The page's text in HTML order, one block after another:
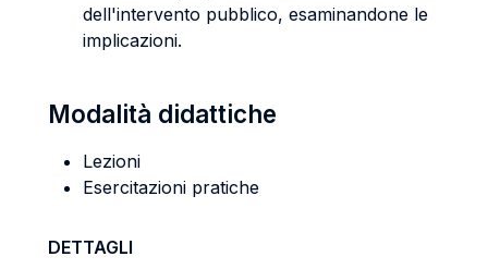
dell'intervento pubblico, esaminandone le
implicazioni.
Modalità didattiche
Lezioni
Esercitazioni pratiche
DETTAGLI